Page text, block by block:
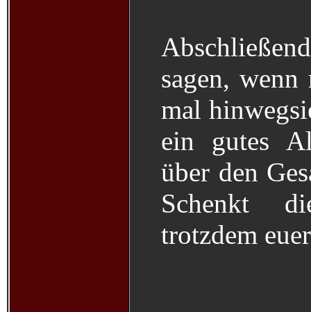
sagen, wenn
mal
ein gutes
über den
Schenkt
trotzdem